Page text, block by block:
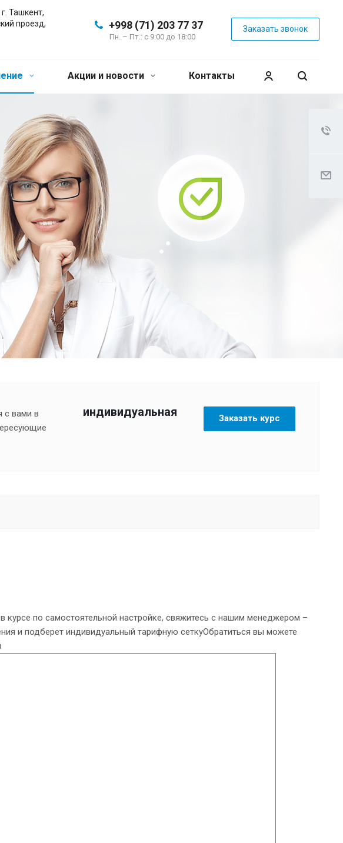
+998 (71) 203 77 37
Пн. – Пт.: с 9:00 до 18:00
Заказать звонок
Ташкент,
проезд,
Акции и новости Контакты
индивидуальная
с вами в
Заказать курс
курсе по самостоятельной настройке, свяжитесь с нашим менеджером –
и подберет индивидуальный тарифную сеткуОбратиться вы можете